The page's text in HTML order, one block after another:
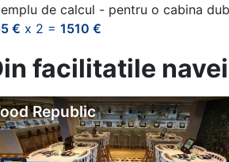
de calcul - pentru o cabina
€ x 2 = 1510 €
facilitatile navei
Republic